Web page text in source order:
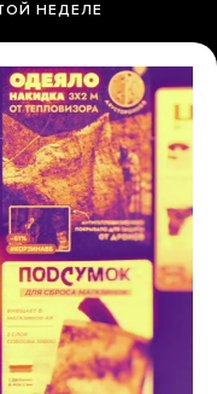
НЕДЕЛЕ